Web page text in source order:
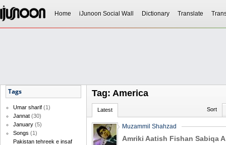
Home iJunoon Social Wall Dictionary Translate
Tags
Umar sharif (1)
Jannat (30)
January (5)
Songs (1)
Pakistan tehreek e insaf
Tag: America
Latest Sort
Muzammil Shahzad
Amriki Aatish Fishan Sabiqa